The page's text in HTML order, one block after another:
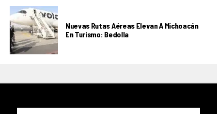
Nuevas Rutas Aéreas Elevan A Michoacán
En Turismo: Bedolla